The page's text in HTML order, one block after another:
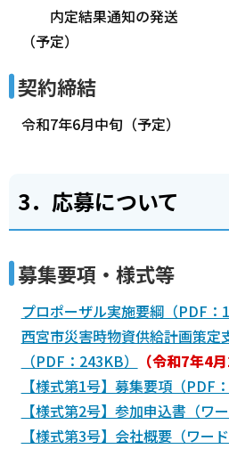
内定結果通知の発送
（予定）
契約締結
令和7年6月中旬（予定）
3．応募について
募集要項・様式等
プロポーザル実施要綱（PDF：
西宮市災害時物資供給計画策定
（PDF：243KB）
（令和7年4
【様式第1号】募集要項（PDF
【様式第2号】参加申込書（ワ
【様式第3号】会社概要（ワー